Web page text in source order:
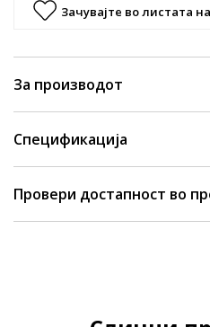
Зачувајте во листата
За производот
Спецификација
Провери достапност во